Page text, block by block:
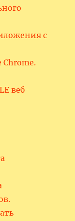
с
Chrome.
веб-